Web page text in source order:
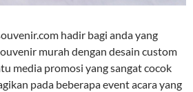
hadir bagi anda yang
murah dengan desain custom
media promosi yang sangat cocok
pada beberapa event acara yang